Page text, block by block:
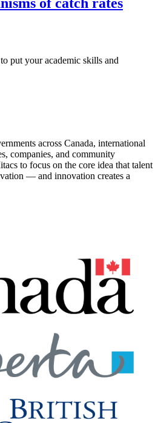
put your academic skills and
across Canada, international
companies, and community
to focus on the core idea that talent
— and innovation creates a